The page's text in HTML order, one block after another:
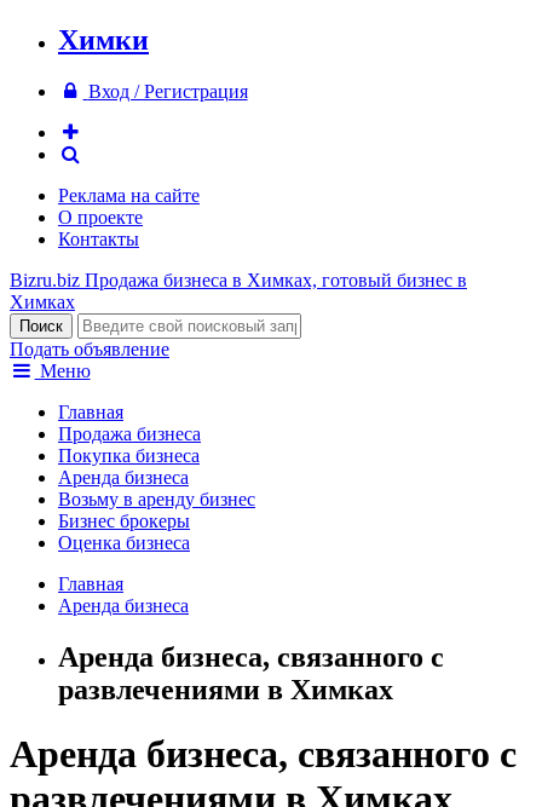
Химки
Вход / Регистрация
Реклама на сайте
О проекте
Контакты
Bizru.biz Продажа бизнеса в Химках, готовый бизнес в
Химках
Подать объявление
Меню
Главная
Продажа бизнеса
Покупка бизнеса
Аренда бизнеса
Возьму в аренду бизнес
Бизнес брокеры
Оценка бизнеса
Главная
Аренда бизнеса
Аренда бизнеса, связанного с
развлечениями в Химках
Аренда бизнеса, связанного с